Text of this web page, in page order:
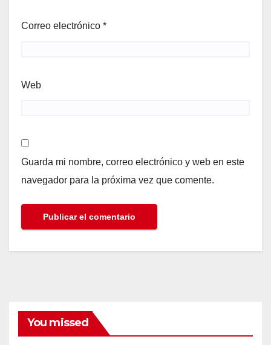
Correo electrónico *
Web
Guarda mi nombre, correo electrónico y web en este
navegador para la próxima vez que comente.
You missed